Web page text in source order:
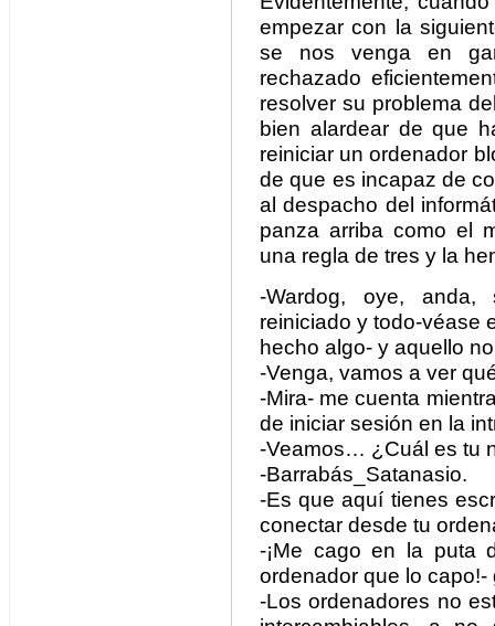
empezar con la
se nos venga en
rechazado
resolver su problema
bien alardear de que
reiniciar un ordenador
de que es incapaz de
al despacho del
panza arriba como el
una regla de tres y la
-Wardog, oye,
reiniciado y todo-véase
hecho algo- y aquello
-Venga, vamos a ver
-Mira- me cuenta
de iniciar sesión en la
-Veamos… ¿Cuál es tu
-Barrabás_Satanasio.
-Es que aquí tienes
conectar desde tu
-¡Me cago en la puta
ordenador que lo capo!-
-Los ordenadores no